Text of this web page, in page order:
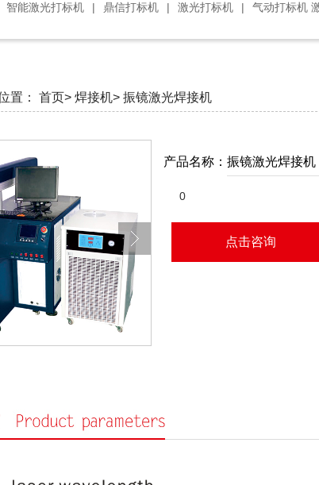
智能激光打标机 | 鼎信打标机 | 激光打标机 | 气动打标机
置： 首页> 焊接机> 振镜激光焊接机
产品名称： 振镜激光焊接机
0
点击咨询